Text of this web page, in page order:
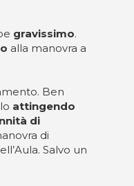
gravissimo.
alla manovra a
Ben
attingendo
di
di
Salvo un